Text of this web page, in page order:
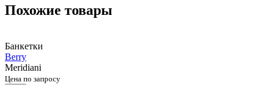
Похожие товары
Банкетки
Berry
Meridiani
Цена по запросу